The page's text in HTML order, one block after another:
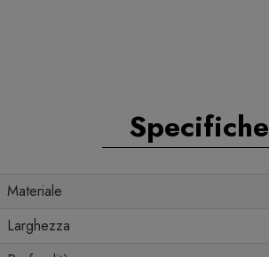
Specifiche
Materiale
Larghezza